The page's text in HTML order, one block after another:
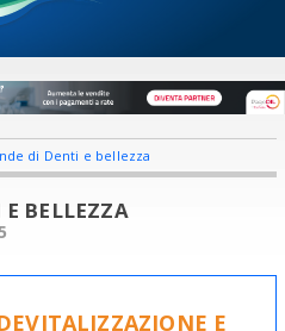
di Denti e bellezza
BELLEZZA
E